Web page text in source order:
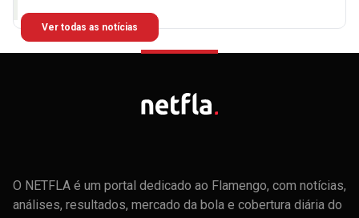
Ver todas as notícias
O NETFLA é um portal dedicado ao Flamengo, com notícias,
análises, resultados, mercado da bola e cobertura diária do